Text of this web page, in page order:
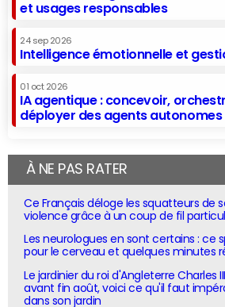
et usages responsables
24 sep 2026
Intelligence émotionnelle et
01 oct 2026
IA agentique : concevoir,
déployer des agents autonomes
À NE PAS RATER
Ce Français déloge les squatteurs de
violence grâce à un coup de fil
Les neurologues en sont certains : ce
pour le cerveau et quelques minutes
Le jardinier du roi d'Angleterre Charles
avant fin août, voici ce qu'il faut
dans son jardin